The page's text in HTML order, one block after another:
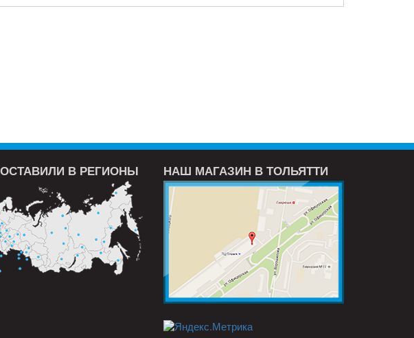
В РЕГИОНЫ НАШ МАГАЗИН В ТОЛЬЯТТИ